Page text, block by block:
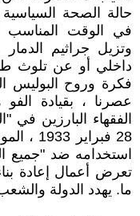
حالة الصحة
في الوقت
وتزيل جراثيم
داخلي أو عن تلوث
فكرة وروح البوليس
عصرنا ، بقيادة
الفقهاء البارزين
28
استخدامه ضد "جميع
تعرض أعمال إعادة
ما. يهدد الدولة